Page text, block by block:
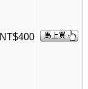
NT$400